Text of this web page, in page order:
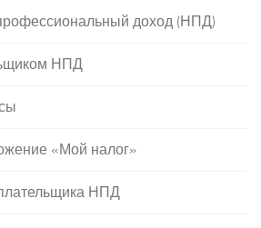
доход (НПД)
НПД
«Мой налог»
НПД